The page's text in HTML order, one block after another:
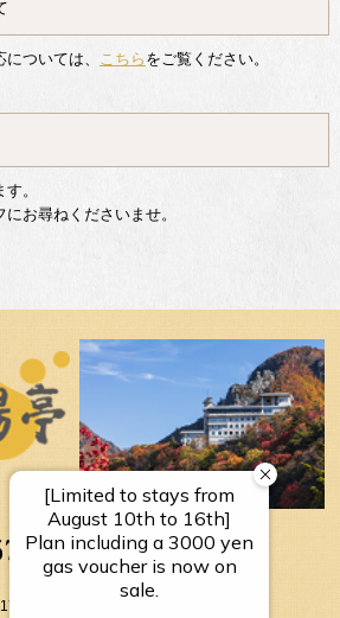
ついては、 こちら をご覧ください。
。
お尋ねくださいませ。
【受付時間】
10：00～17：00
北海道上川郡上川町層雲峡温泉